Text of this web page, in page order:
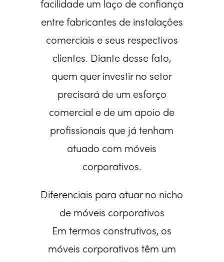
facilidade um laço de confiança
entre fabricantes de instalações
comerciais e seus respectivos
clientes. Diante desse fato,
quem quer investir no setor
precisará de um esforço
comercial e de um apoio de
profissionais que já tenham
atuado com móveis
corporativos.
Diferenciais para atuar no nicho
de móveis corporativos
Em termos construtivos, os
móveis corporativos têm um